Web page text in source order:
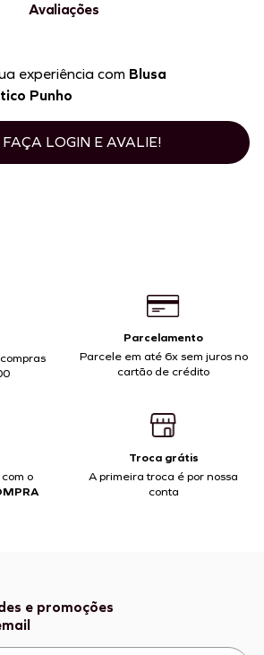
Avaliações
experiência com Blusa
Punho
FAÇA LOGIN E AVALIE!
Parcelamento
Parcele em até 6x sem juros no
cartão de crédito
o
Troca grátis
A primeira troca é por nossa
conta
e promoções